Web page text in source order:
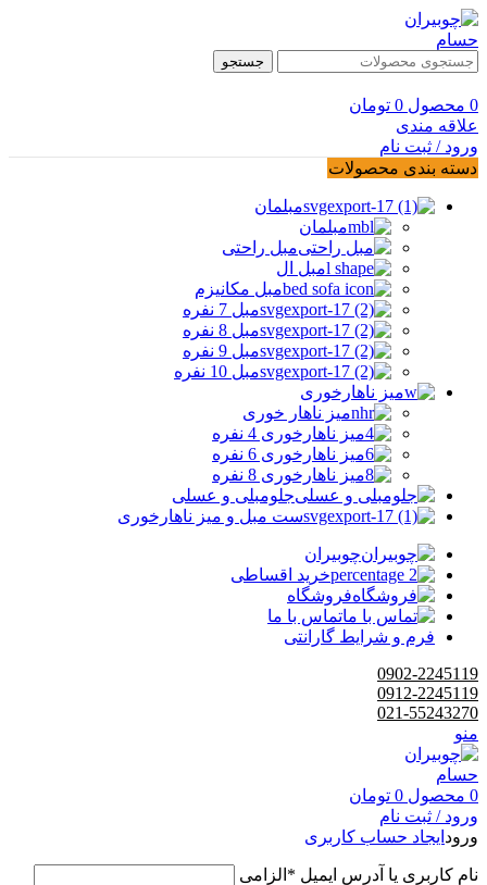
جستجو
0 محصول 0 تومان
علاقه مندی
ورود / ثبت نام
دسته بندی محصولات
مبلمان
مبلمان
مبل راحتی
مبل ال
مبل مکانیزم
مبل 7 نفره
مبل 8 نفره
مبل 9 نفره
مبل 10 نفره
میز ناهارخوری
میز ناهار خوری
میز ناهارخوری 4 نفره
میز ناهارخوری 6 نفره
میز ناهارخوری 8 نفره
جلومبلی و عسلی
ست مبل و میز ناهارخوری
چوبیران
خرید اقساطی
فروشگاه
تماس با ما
فرم و شرایط گارانتی
0902-2245119
0912-2245119
021-55243270
منو
0 محصول 0 تومان
ورود / ثبت نام
ورود ایجاد حساب کاربری
نام کاربری یا آدرس ایمیل * الزامی